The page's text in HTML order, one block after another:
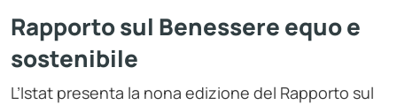
Rapporto sul Benessere equo e
sostenibile
L’Istat presenta la nona edizione del Rapporto sul